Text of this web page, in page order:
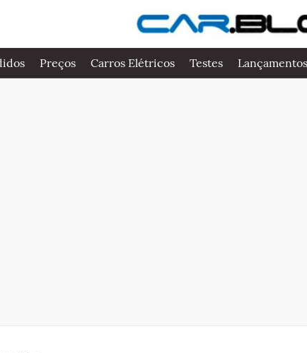
Preços Carros Elétricos Testes Lançamentos